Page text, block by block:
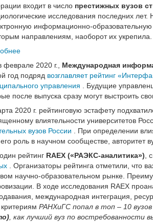
входит в число престижных вузов
исследования последних
информационно-
направлениям, наоборот их укрепила.
феврале 2020 г., Международная
год подряд возглавляет рейтинг
управления . Будущие
после выпуска сразу могут выстроить
2020 г. рейтинговую эстафету
влиятельности университетов
вузов России . При определении
его роль в научном сообществе, авторитет
рейтинг RAEX («РАЭКС-аналитика») ,
. Организаторы рейтинга отметили, что
научно-образовательном рынке.
В ходе исследования RAEX
международная интеграция,
РАНХиГС попал в топ – 10 вузов
, как лучший вуз по востребованности